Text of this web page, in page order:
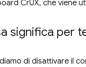
CrUX, che viene
significa per
di disattivare il